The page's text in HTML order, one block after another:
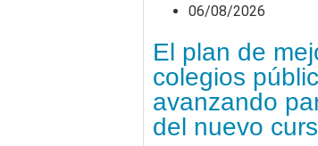
06/08/2026
El plan de
colegios
avanzando
del nuevo